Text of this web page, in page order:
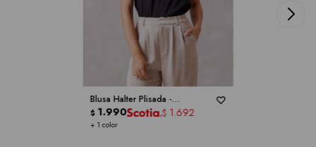
Blusa Halter Plisada -
CATHERINE MALANDRINO
+ 1 color
$ 1.990 $ 1.692